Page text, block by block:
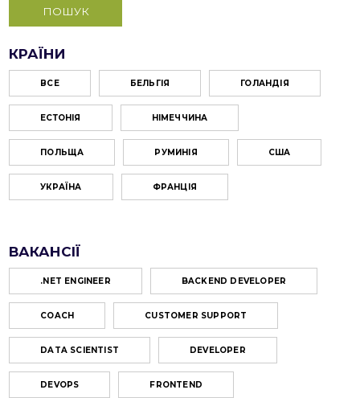
КРАЇНИ
ВСЕ БЕЛЬГІЯ ГОЛАНДІЯ
ЕСТОНІЯ НІМЕЧЧИНА
ПОЛЬЩА РУМИНІЯ США
УКРАЇНА ФРАНЦІЯ
ВАКАНСІЇ
.NET ENGINEER BACKEND DEVELOPER
COACH CUSTOMER SUPPORT
DATA SCIENTIST DEVELOPER
DEVOPS FRONTEND